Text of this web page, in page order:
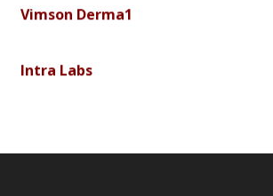
Vimson Derma1
Intra Labs